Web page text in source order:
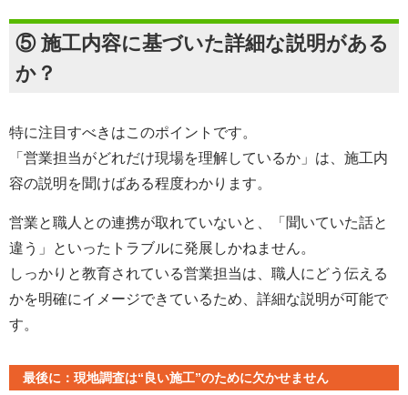
⑤ 施工内容に基づいた詳細な説明がある
か？
特に注目すべきはこのポイントです。
「営業担当がどれだけ現場を理解しているか」は、施工内
容の説明を聞けばある程度わかります。
営業と職人との連携が取れていないと、「聞いていた話と
違う」といったトラブルに発展しかねません。
しっかりと教育されている営業担当は、職人にどう伝える
かを明確にイメージできているため、詳細な説明が可能で
す。
最後に：現地調査は“良い施工”のために欠かせません